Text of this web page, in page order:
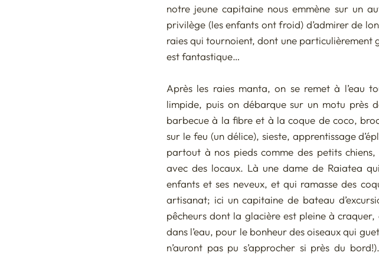
notre jeune capitaine nous emmène sur un
privilège (les enfants ont froid) d’admirer de
raies qui tournoient, dont une particulièrement
est fantastique…
Après les raies manta, on se remet à l’eau
limpide, puis on débarque sur un motu près
barbecue à la fibre et à la coque de coco,
sur le feu (un délice), sieste, apprentissage
partout à nos pieds comme des petits
avec des locaux. Là une dame de Raiatea
enfants et ses neveux, et qui ramasse des
artisanat; ici un capitaine de bateau
pêcheurs dont la glacière est pleine à
dans l’eau, pour le bonheur des oiseaux qui
n’auront pas pu s’approcher si près du